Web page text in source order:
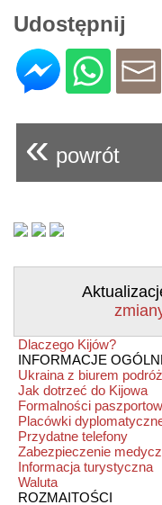
Udostępnij
« powrót
Dlaczego Kijów?
INFORMACJE
Ukraina z biurem
Jak dotrzeć do Kijowa
Formalności
Placówki
Przydatne telefony
Zabezpieczenie
Informacja turystyczna
Waluta
ROZMAITOŚCI